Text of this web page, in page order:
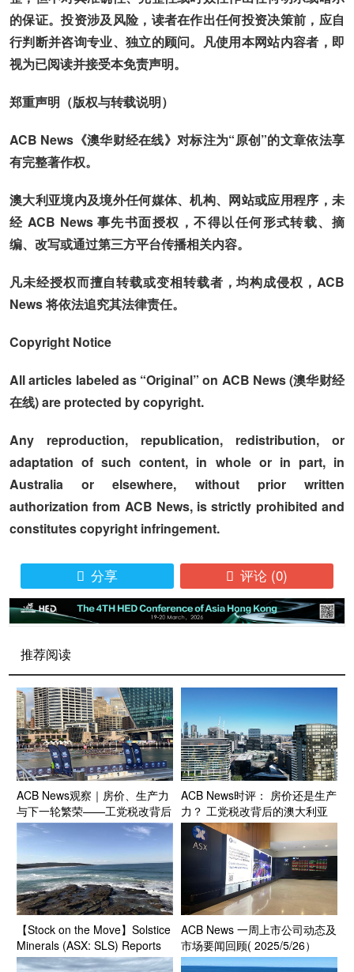
的保证。投资涉及风险，读者在作出任何投资决策前，应自
行判断并咨询专业、独立的顾问。凡使用本网站内容者，即
视为已阅读并接受本免责声明。
郑重声明（版权与转载说明）
ACB News《澳华财经在线》对标注为“原创”的文章依法享
有完整著作权。
澳大利亚境内及境外任何媒体、机构、网站或应用程序，未
经 ACB News 事先书面授权，不得以任何形式转载、摘
编、改写或通过第三方平台传播相关内容。
凡未经授权而擅自转载或变相转载者，均构成侵权，ACB
News 将依法追究其法律责任。
Copyright Notice
All articles labeled as “Original” on ACB News (澳华财经
在线) are protected by copyright.
Any reproduction, republication, redistribution, or
adaptation of such content, in whole or in part, in
Australia or elsewhere, without prior written
authorization from ACB News, is strictly prohibited and
constitutes copyright infringement.
 分享  评论 (0)
推荐阅读
ACB News观察｜房价、生产力
与下一轮繁荣——工党税改背后
的澳大利亚未来之争
ACB News时评： 房价还是生产
力？ 工党税改背后的澳大利亚
未来之争
【Stock on the Move】Solstice
Minerals (ASX: SLS) Reports
Strong Nanadie Copper-Gold
ACB News 一周上市公司动态及
市场要闻回顾( 2025/5/26）